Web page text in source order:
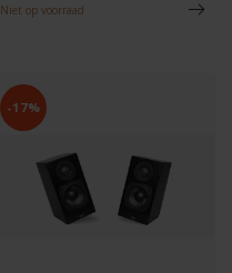
Niet op voorraad
-17%